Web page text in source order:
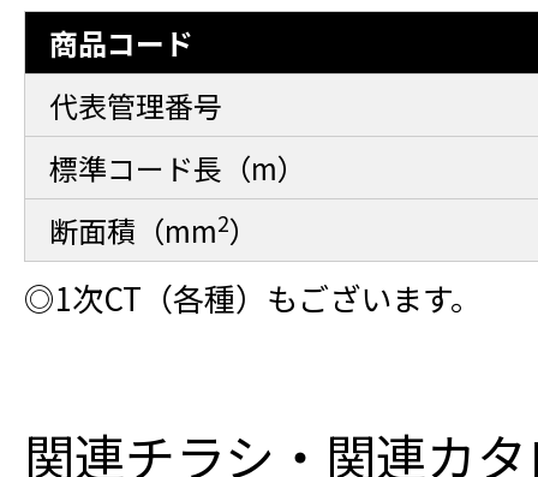
商品コード
代表管理番号
標準コード長（m）
断面積（mm2）
◎1次CT（各種）もございます。
関連チラシ・関連カ